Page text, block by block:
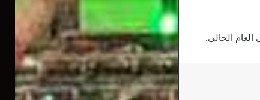
الحالي.